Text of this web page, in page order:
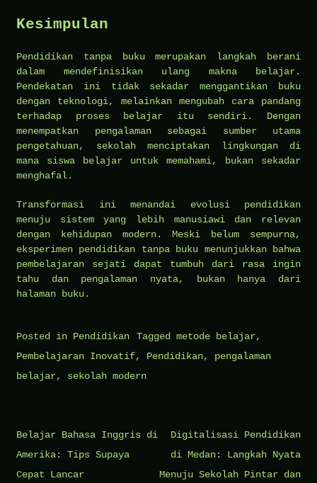
Kesimpulan
Pendidikan tanpa buku merupakan langkah berani
dalam mendefinisikan ulang makna belajar.
Pendekatan ini tidak sekadar menggantikan buku
dengan teknologi, melainkan mengubah cara pandang
terhadap proses belajar itu sendiri. Dengan
menempatkan pengalaman sebagai sumber utama
pengetahuan, sekolah menciptakan lingkungan di
mana siswa belajar untuk memahami, bukan sekadar
menghafal.
Transformasi ini menandai evolusi pendidikan
menuju sistem yang lebih manusiawi dan relevan
dengan kehidupan modern. Meski belum sempurna,
eksperimen pendidikan tanpa buku menunjukkan bahwa
pembelajaran sejati dapat tumbuh dari rasa ingin
tahu dan pengalaman nyata, bukan hanya dari
halaman buku.
Posted in Pendidikan Tagged metode belajar,
Pembelajaran Inovatif, Pendidikan, pengalaman
belajar, sekolah modern
Post
navigation
Belajar Bahasa Inggris di
Amerika: Tips Supaya
Cepat Lancar
Digitalisasi Pendidikan
di Medan: Langkah Nyata
Menuju Sekolah Pintar dan